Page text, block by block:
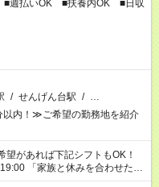
■週払いOK ■扶養内OK ■日収
/ せんげん台駅 / …
内！≫ご希望の勤務地を紹介
わせた
したい」 「できれば残業はし